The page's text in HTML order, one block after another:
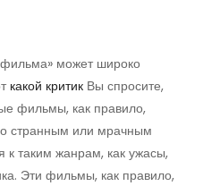
фильма» может широко
какой критик Вы спросите,
фильмы, как правило,
странным или мрачным
к таким жанрам, как ужасы,
Эти фильмы, как правило,